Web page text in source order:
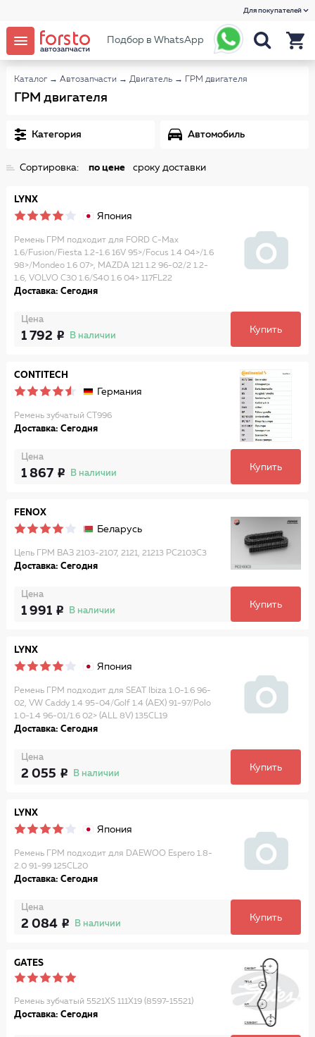
Для покупателей
Подбор в WhatsApp
Каталог → Автозапчасти → Двигатель → ГРМ двигателя
ГРМ двигателя
Категория Автомобиль
Сортировка: по цене сроку доставки
LYNX
Япония
Ремень ГРМ подходит для FORD C-Max
1.6/Fusion/Fiesta 1.2-1.6 16V 95>/Focus 1.4 04>/1.6
98>/Mondeo 1.6 07>, MAZDA 121 1.2 96-02/2 1.2-
1.6, VOLVO C30 1.6/S40 1.6 04> 117FL22
Доставка: Сегодня
Цена
1 792 В наличии
Купить
CONTITECH
Германия
Ремень зубчатый CT996
Доставка: Сегодня
Цена
1 867 В наличии
Купить
FENOX
Беларусь
Цепь ГРМ ВАЗ 2103-2107, 2121, 21213 PC2103C3
Доставка: Сегодня
Цена
1 991 В наличии
Купить
LYNX
Япония
Ремень ГРМ подходит для SEAT Ibiza 1.0-1.6 96-
02, VW Caddy 1.4 95-04/Golf 1.4 (AEX) 91-97/Polo
1.0-1.4 96-01/1.6 02> (ALL 8V) 135CL19
Доставка: Сегодня
Цена
2 055 В наличии
Купить
LYNX
Япония
Ремень ГРМ подходит для DAEWOO Espero 1.8-
2.0 91-99 125CL20
Доставка: Сегодня
Цена
2 084 В наличии
Купить
GATES
Ремень зубчатый 5521XS 111X19 (8597-15521)
Доставка: Сегодня